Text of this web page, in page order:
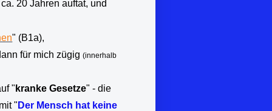
20 Jahren auftat, und
" (B1a),
für mich zügig(innerhalb
" kranke Gesetze" - die
" Der Mensch hat keine